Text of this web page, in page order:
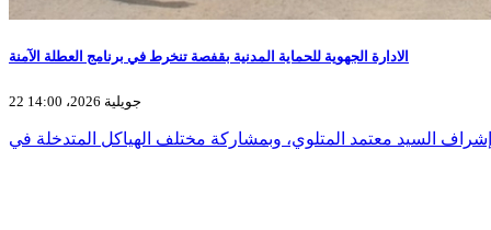
الادارة الجهوية للحماية المدنية بقفصة تنخرط في برنامج العطلة الآمنة
22 جويلية 2026، 14:00